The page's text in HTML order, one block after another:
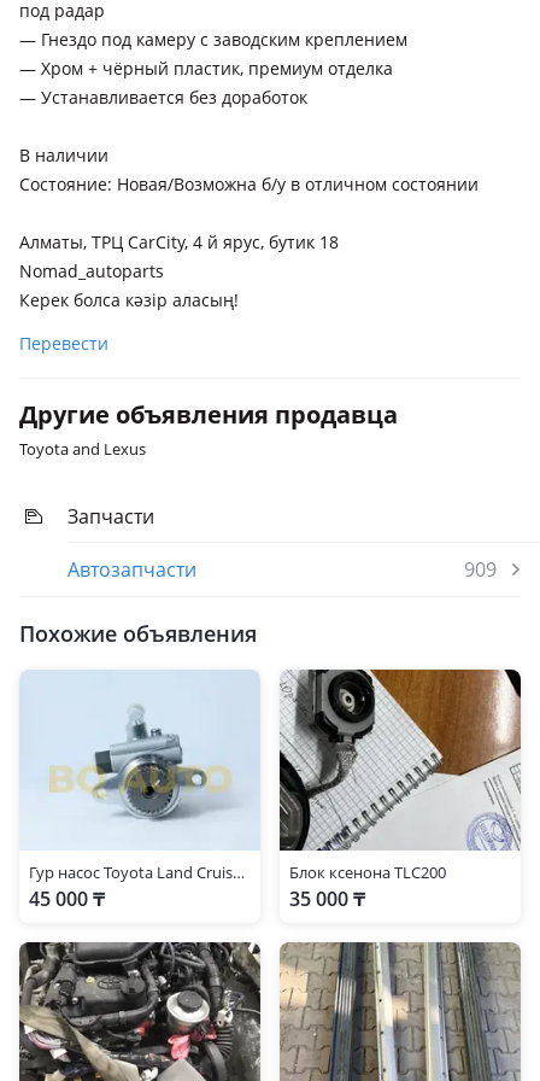
под радар
— Гнездо под камеру с заводским креплением
— Хром + чёрный пластик, премиум отделка
— Устанавливается без доработок
В наличии
Состояние: Новая/Возможна б/у в отличном состоянии
Алматы, ТРЦ CarCity, 4 й ярус, бутик 18
Nomad_autoparts
Керек болса кәзір аласың!
Перевести
Другие объявления продавца
Toyota and Lexus
Запчасти
Автозапчасти
909
Похожие объявления
Гур насос Toyota Land Cruiser 200 1VD 4, 5
45 000 ₸
Блок ксенона TLC200
35 000 ₸